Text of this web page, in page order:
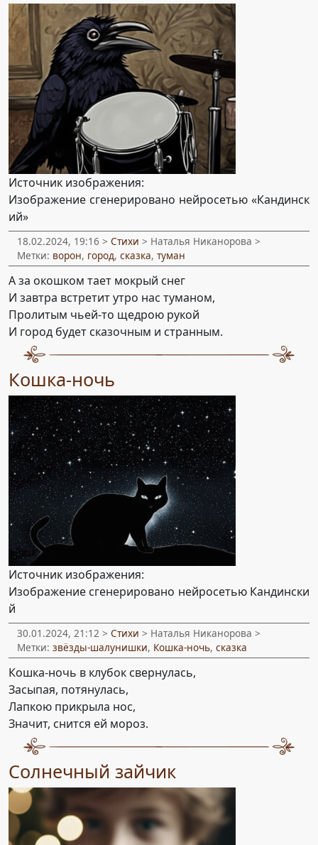
Источник изображения:
Изображение сгенерировано нейросетью «Кандинск
ий»
18.02.2024, 19:16 > Стихи > Наталья Никанорова >
Метки: ворон, город, сказка, туман
А за окошком тает мокрый снег
И завтра встретит утро нас туманом,
Пролитым чьей-то щедрою рукой
И город будет сказочным и странным.
Кошка-ночь
Источник изображения:
Изображение сгенерировано нейросетью Кандински
й
30.01.2024, 21:12 > Стихи > Наталья Никанорова >
Метки: звёзды-шалунишки, Кошка-ночь, сказка
Кошка-ночь в клубок свернулась,
Засыпая, потянулась,
Лапкою прикрыла нос,
Значит, снится ей мороз.
Солнечный зайчик